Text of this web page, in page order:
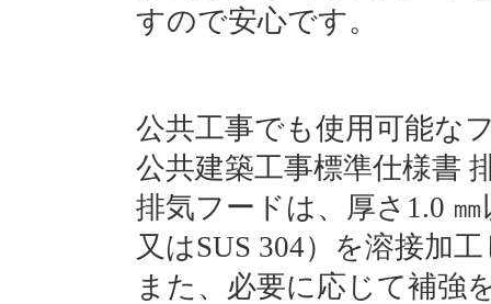
すので安心です。
公共工事でも使用可能な
公共建築工事標準仕様書
排気フードは、厚さ1.0
又はSUS 304）を溶接加
また、必要に応じて補強